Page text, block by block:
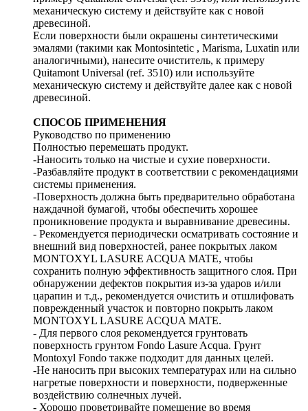
механическую систему и действуйте как с новой
древесиной.
Если поверхности были окрашены синтетическими
эмалями (такими как Montosintetic , Marisma, Luxatin или
аналогичными), нанесите очиститель, к примеру
Quitamont Universal (ref. 3510) или используйте
механическую систему и действуйте далее как с новой
древесиной.
СПОСОБ ПРИМЕНЕНИЯ
Руководство по применению
Полностью перемешать продукт.
-Наносить только на чистые и сухие поверхности.
-Разбавляйте продукт в соответствии с рекомендациями
системы применения.
-Поверхность должна быть предварительно обработана
наждачной бумагой, чтобы обеспечить хорошее
проникновение продукта и выравнивание древесины.
- Рекомендуется периодически осматривать состояние и
внешний вид поверхностей, ранее покрытых лаком
MONTOXYL LASURE ACQUA MATE, чтобы
сохранить полную эффективность защитного слоя. При
обнаружении дефектов покрытия из-за ударов и/или
царапин и т.д., рекомендуется очистить и отшлифовать
поврежденный участок и повторно покрыть лаком
MONTOXYL LASURE ACQUA MATE.
- Для первого слоя рекомендуется грунтовать
поверхность грунтом Fondo Lasure Acqua. Грунт
Montoxyl Fondo также подходит для данных целей.
-Не наносить при высоких температурах или на сильно
нагретые поверхности и поверхности, подверженные
воздействию солнечных лучей.
- Хорошо проветривайте помещение во время